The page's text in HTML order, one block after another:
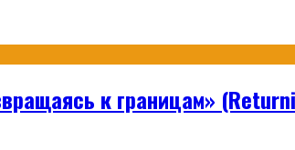
к границам»